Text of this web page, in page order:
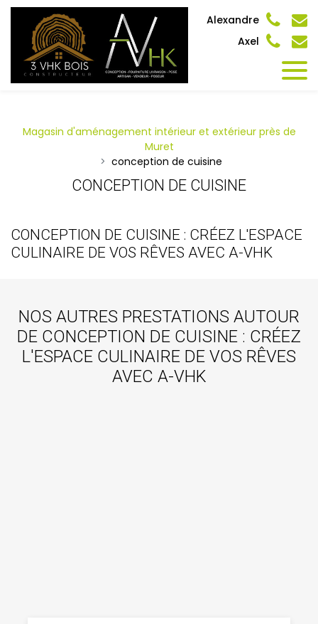
Alexandre
Axel
Magasin d'aménagement intérieur et extérieur près de
Muret
conception de cuisine
CONCEPTION DE CUISINE
CONCEPTION DE CUISINE : CRÉEZ L'ESPACE
CULINAIRE DE VOS RÊVES AVEC A-VHK
NOS AUTRES PRESTATIONS AUTOUR
DE CONCEPTION DE CUISINE : CRÉEZ
L'ESPACE CULINAIRE DE VOS RÊVES
AVEC A-VHK
Panneau de gestion des cookies